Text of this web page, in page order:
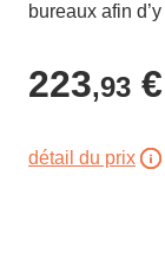
bureaux afin
223,93 €
détail du prix